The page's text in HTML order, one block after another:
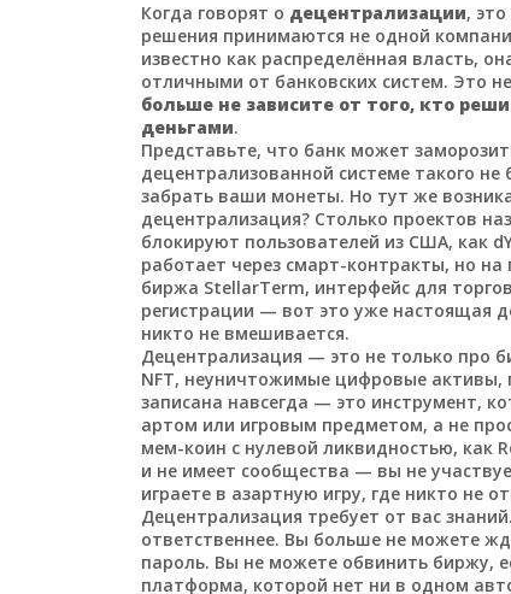
Когда говорят о децентрализации,
решения принимаются не одной
известно как распределённая власть,
отличными от банковских систем. Это
больше не зависите от того, кто
деньгами.
Представьте, что банк может
децентрализованной системе такого
забрать ваши монеты. Но тут же
децентрализация? Столько проектов
блокируют пользователей из США, как
работает через смарт-контракты, но на
биржа StellarTerm, интерфейс для
регистрации — вот это уже настоящая
никто не вмешивается.
Децентрализация — это не только про
NFT, неуничтожимые цифровые активы,
записана навсегда — это инструмент,
артом или игровым предметом, а не
мем-коин с нулевой ликвидностью, как
и не имеет сообщества — вы не
играете в азартную игру, где никто не
Децентрализация требует от вас
ответственнее. Вы больше не можете
пароль. Вы не можете обвинить биржу,
платформа, которой нет ни в одном